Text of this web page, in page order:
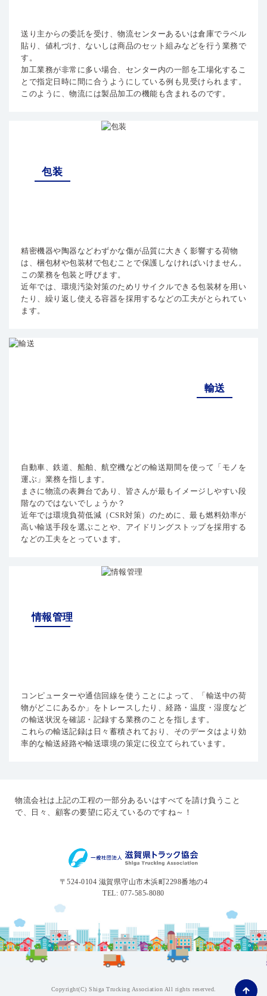
送り主からの委託を受け、物流センターあるいは倉庫でラベル
貼り、値札づけ、ないしは商品のセット組みなどを行う業務で
す。
加工業務が非常に多い場合、センター内の一部を工場化するこ
とで指定日時に間に合うようにしている例も見受けられます。
このように、物流には製品加工の機能も含まれるのです。
包装
精密機器や陶器などわずかな傷が品質に大きく影響する荷物
は、梱包材や包装材で包むことで保護しなければいけません。
この業務を包装と呼びます。
近年では、環境汚染対策のためリサイクルできる包装材を用い
たり、繰り返し使える容器を採用するなどの工夫がとられてい
ます。
輸送
自動車、鉄道、船舶、航空機などの輸送期間を使って「モノを
運ぶ」業務を指します。
まさに物流の表舞台であり、皆さんが最もイメージしやすい段
階なのではないでしょうか？
近年では環境負荷低減（CSR対策）のために、最も燃料効率が
高い輸送手段を選ぶことや、アイドリングストップを採用する
などの工夫をとっています。
情報管理
コンピューターや通信回線を使うことによって、「輸送中の荷
物がどこにあるか」をトレースしたり、経路・温度・湿度など
の輸送状況を確認・記録する業務のことを指します。
これらの輸送記録は日々蓄積されており、そのデータはより効
率的な輸送経路や輸送環境の策定に役立てられています。
物流会社は上記の工程の一部分あるいはすべてを請け負うこと
で、日々、顧客の要望に応えているのですね～！
〒524-0104 滋賀県守山市木浜町2298番地の4
TEL: 077-585-8080
Copyright(C) Shiga Trucking Association All rights reserved.